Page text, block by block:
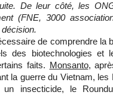
De leur côté, les
(FNE, 3000
de comprendre la
des biotechnologies et
faits. Monsanto,
la guerre du Vietnam,
un insecticide, le